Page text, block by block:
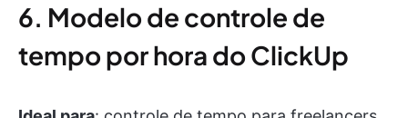
6. Modelo de controle de
tempo por hora do ClickUp